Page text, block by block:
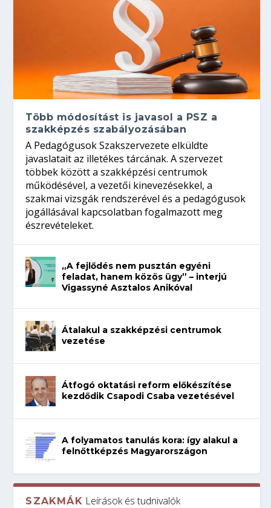
Több módosítást is javasol a PSZ a
szakképzés szabályozásában
A Pedagógusok Szakszervezete elküldte
javaslatait az illetékes tárcának. A szervezet
többek között a szakképzési centrumok
működésével, a vezetői kinevezésekkel, a
szakmai vizsgák rendszerével és a pedagógusok
jogállásával kapcsolatban fogalmazott meg
észrevételeket.
„A fejlődés nem pusztán egyéni
feladat, hanem közös ügy” – interjú
Vigassyné Asztalos Anikóval
Átalakul a szakképzési centrumok
vezetése
Átfogó oktatási reform előkészítése
kezdődik Csapodi Csaba vezetésével
A folyamatos tanulás kora: így alakul a
felnőttképzés Magyarországon
SZAKMÁK Leírások és tudnivalók